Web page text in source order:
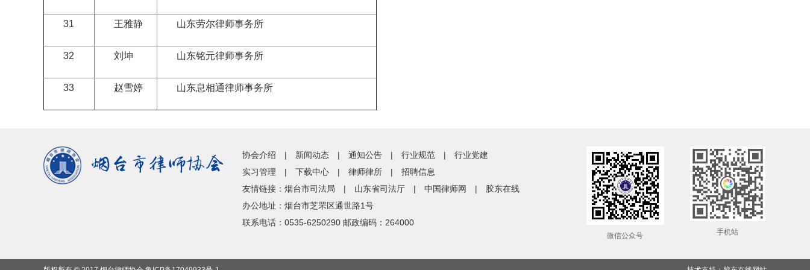
31 王雅静 山东劳尔律师事务所
32 刘坤 山东铭元律师事务所
33 赵雪婷 山东息相通律师事务所
协会介绍 | 新闻动态 | 通知公告 | 行业规范 | 行业党建
实习管理 | 下载中心 | 律师律所 | 招聘信息
友情链接： 烟台市司法局 | 山东省司法厅 | 中国律师网 | 胶东在线
办公地址：烟台市芝罘区通世路1号
联系电话：0535-6250290 邮政编码：264000
微信公众号 手机站